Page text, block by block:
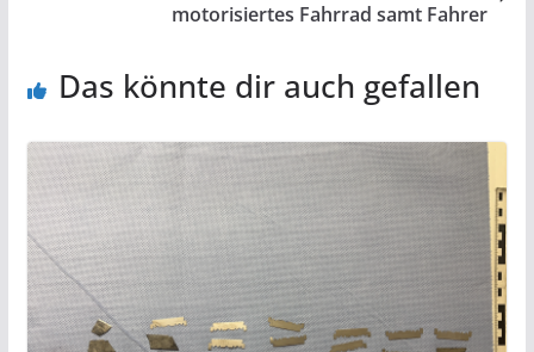
motorisiertes Fahrrad samt Fahrer
Das könnte dir auch gefallen